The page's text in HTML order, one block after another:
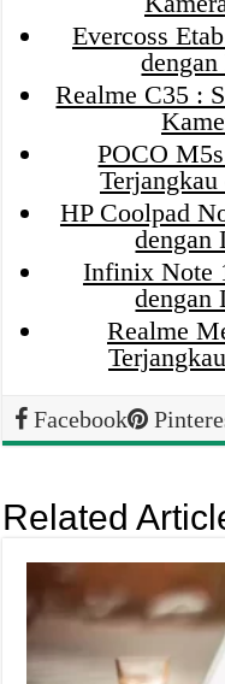
Evercoss
Realme C35 :
POCO
HP Coolpad
dengan
Infinix Note
dengan
Realme
Facebook
Related